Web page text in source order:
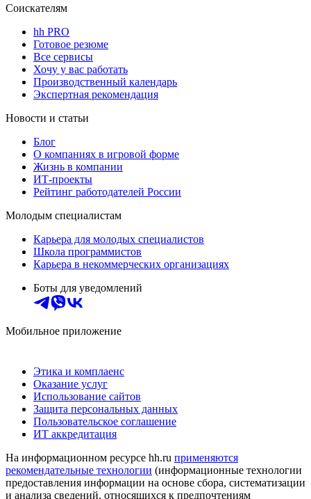
Соискателям
hh PRO
Готовое резюме
Все сервисы
Хочу у вас работать
Производственный календарь
Экспертная рекомендация
Новости и статьи
Блог
О компаниях в игровой форме
Жизнь в компании
ИТ-проекты
Рейтинг работодателей России
Молодым специалистам
Карьера для молодых специалистов
Школа программистов
Карьера в некоммерческих организациях
Боты для уведомлений
Мобильное приложение
Этика и комплаенс
Оказание услуг
Использование сайтов
Защита персональных данных
Пользовательское соглашение
ИТ аккредитация
На информационном ресурсе hh.ru применяются
рекомендательные технологии (информационные технологии
предоставления информации на основе сбора, систематизации
и анализа сведений, относящихся к предпочтениям